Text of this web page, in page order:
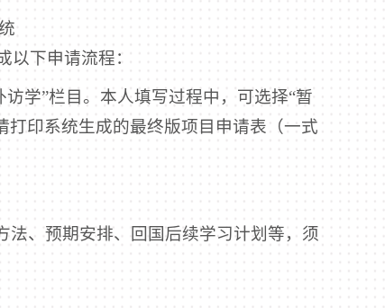
以下申请流程：
学”栏目。本人填写过程中，可选择“暂
印系统生成的最终版项目申请表（一式
法、预期安排、回国后续学习计划等，须